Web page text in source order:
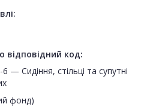
відповідний код:
— Сидіння, стільці та супутні
фонд)